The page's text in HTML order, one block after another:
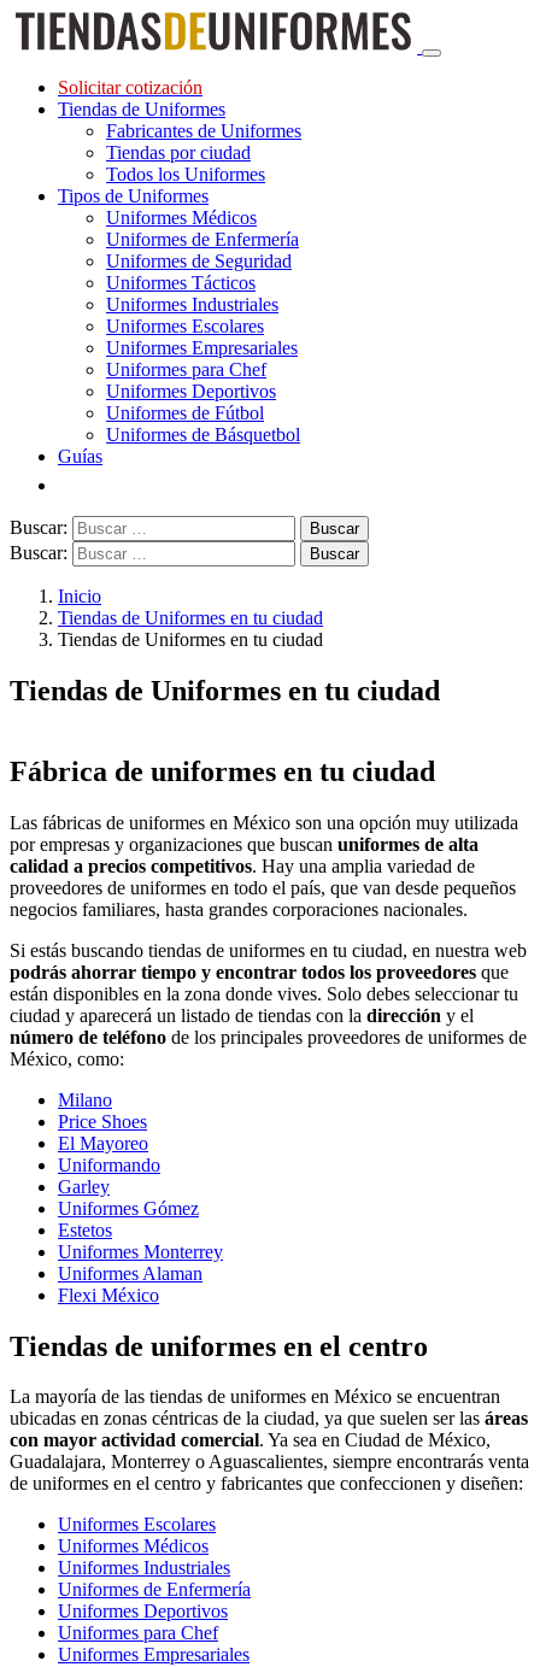
Solicitar cotización
Tiendas de Uniformes
Fabricantes de Uniformes
Tiendas por ciudad
Todos los Uniformes
Tipos de Uniformes
Uniformes Médicos
Uniformes de Enfermería
Uniformes de Seguridad
Uniformes Tácticos
Uniformes Industriales
Uniformes Escolares
Uniformes Empresariales
Uniformes para Chef
Uniformes Deportivos
Uniformes de Fútbol
Uniformes de Básquetbol
Guías
Buscar:
Buscar:
Inicio
Tiendas de Uniformes en tu ciudad
Tiendas de Uniformes en tu ciudad
Tiendas de Uniformes en tu ciudad
Fábrica de uniformes en tu ciudad
Las fábricas de uniformes en México son una opción muy utilizada
por empresas y organizaciones que buscan uniformes de alta
calidad a precios competitivos. Hay una amplia variedad de
proveedores de uniformes en todo el país, que van desde pequeños
negocios familiares, hasta grandes corporaciones nacionales.
Si estás buscando tiendas de uniformes en tu ciudad, en nuestra web
podrás ahorrar tiempo y encontrar todos los proveedores que
están disponibles en la zona donde vives. Solo debes seleccionar tu
ciudad y aparecerá un listado de tiendas con la dirección y el
número de teléfono de los principales proveedores de uniformes de
México, como:
Milano
Price Shoes
El Mayoreo
Uniformando
Garley
Uniformes Gómez
Estetos
Uniformes Monterrey
Uniformes Alaman
Flexi México
Tiendas de uniformes en el centro
La mayoría de las tiendas de uniformes en México se encuentran
ubicadas en zonas céntricas de la ciudad, ya que suelen ser las áreas
con mayor actividad comercial. Ya sea en Ciudad de México,
Guadalajara, Monterrey o Aguascalientes, siempre encontrarás venta
de uniformes en el centro y fabricantes que confeccionen y diseñen:
Uniformes Escolares
Uniformes Médicos
Uniformes Industriales
Uniformes de Enfermería
Uniformes Deportivos
Uniformes para Chef
Uniformes Empresariales